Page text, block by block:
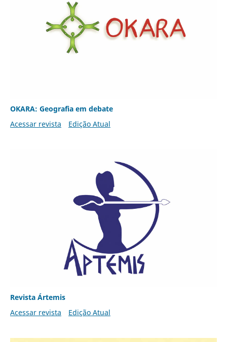
OKARA: Geografia em debate
Acessar revista
Edição Atual
Revista Ártemis
Acessar revista
Edição Atual